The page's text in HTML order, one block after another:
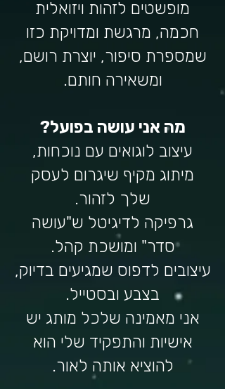
מופשטים לזהות ויזואלית
חכמה, מרגשת ומדויקת כזו
שמספרת סיפור, יוצרת רושם,
ומשאירה חותם.
מה אני עושה בפועל?
עיצוב לוגואים עם נוכחות,
מיתוג מקיף שיגרום לעסק
שלך לזהור.
גרפיקה לדיגיטל ש"עושה
סדר" ומושכת קהל.
עיצובים לדפוס שמגיעים בדיוק,
בצבע ובסטייל.
אני מאמינה שלכל מותג יש
אישיות והתפקיד שלי הוא
להוציא אותה לאור.